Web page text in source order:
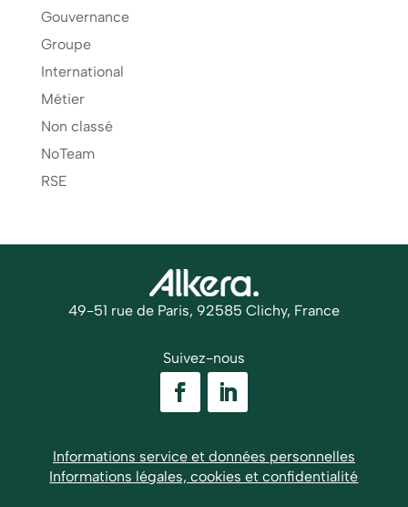
Gouvernance
Groupe
International
Métier
Non classé
NoTeam
RSE
49-51 rue de Paris, 92585 Clichy, France
Suivez-nous
Informations service et données personnelles
Informations légales, cookies et confidentialité